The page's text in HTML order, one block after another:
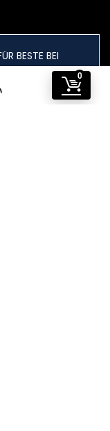
0
BESTE BEI